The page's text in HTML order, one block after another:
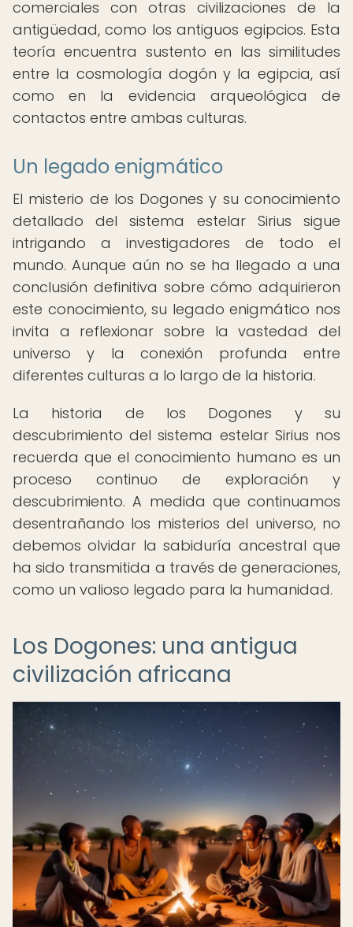
comerciales con otras civilizaciones de la
antigüedad, como los antiguos egipcios. Esta
teoría encuentra sustento en las similitudes
entre la cosmología dogón y la egipcia, así
como en la evidencia arqueológica de
contactos entre ambas culturas.
Un legado enigmático
El misterio de los Dogones y su conocimiento
detallado del sistema estelar Sirius sigue
intrigando a investigadores de todo el
mundo. Aunque aún no se ha llegado a una
conclusión definitiva sobre cómo adquirieron
este conocimiento, su legado enigmático nos
invita a reflexionar sobre la vastedad del
universo y la conexión profunda entre
diferentes culturas a lo largo de la historia.
La historia de los Dogones y su
descubrimiento del sistema estelar Sirius nos
recuerda que el conocimiento humano es un
proceso continuo de exploración y
descubrimiento. A medida que continuamos
desentrañando los misterios del universo, no
debemos olvidar la sabiduría ancestral que
ha sido transmitida a través de generaciones,
como un valioso legado para la humanidad.
Los Dogones: una antigua
civilización africana